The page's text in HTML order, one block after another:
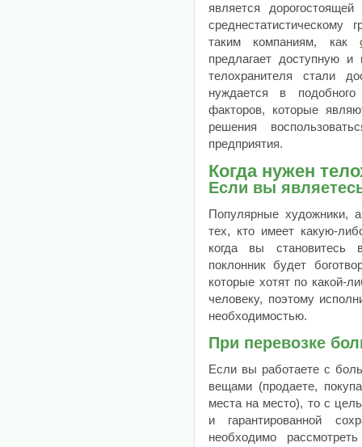
является
таким компаниям, как
предлагает доступную и
телохранителя стали
нуждается в
факторов, которые
решения
предприятия.
Когда нужен
Если вы
Популярные художники,
тех, кто имеет какую-
когда вы становитесь
поклонник будет
которые хотят по какой-
человеку, поэтому
необходимостью.
При перевозке
Если вы работаете с
вещами (продаете,
места на место), то с
и гарантированной
необходимо